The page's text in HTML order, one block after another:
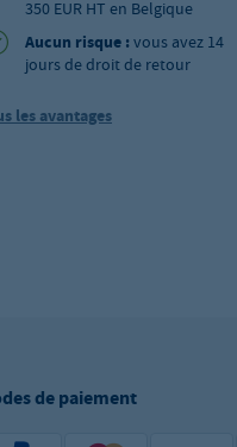
350 EUR HT en Belgique
Aucun risque :vous avez 14
jours de droit de retour
les avantages
de paiement